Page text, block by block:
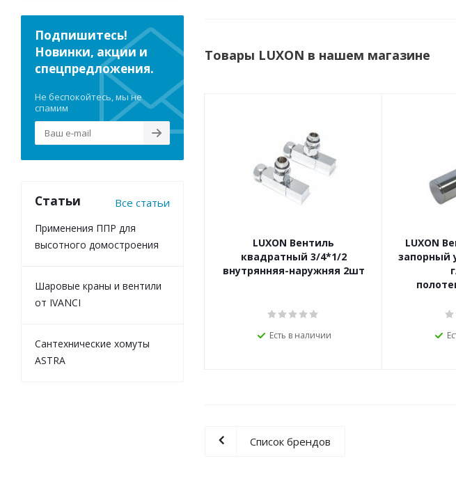
Товары LUXON в нашем магазине
LUXON Вентиль
квадратный 3/4*1/2
внутрянняя-наружняя 2шт
Есть в наличии
LUXON
запорный
Список брендов
Подпишитесь!
Новинки, акции и
спецпредложения.
Не беспокойтесь, мы не
спамим
Статьи Все статьи
Применения ППР для
высотного домостроения
Шаровые краны и вентили
от IVANCI
Сантехнические хомуты
ASTRA